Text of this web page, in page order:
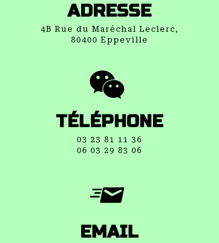
ADRESSE
4B Rue du Maréchal Leclerc,
80400 Eppeville
TÉLÉPHONE
03 23 81 11 36
06 03 29 83 06
EMAIL